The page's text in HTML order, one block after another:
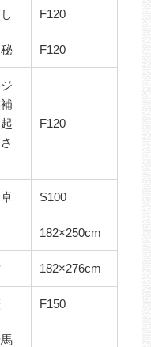
F120
F120
F120
S100
182×250cm
182×276cm
F150